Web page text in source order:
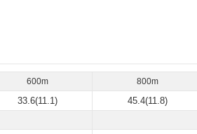
600m 800m
33.6(11.1) 45.4(11.8)